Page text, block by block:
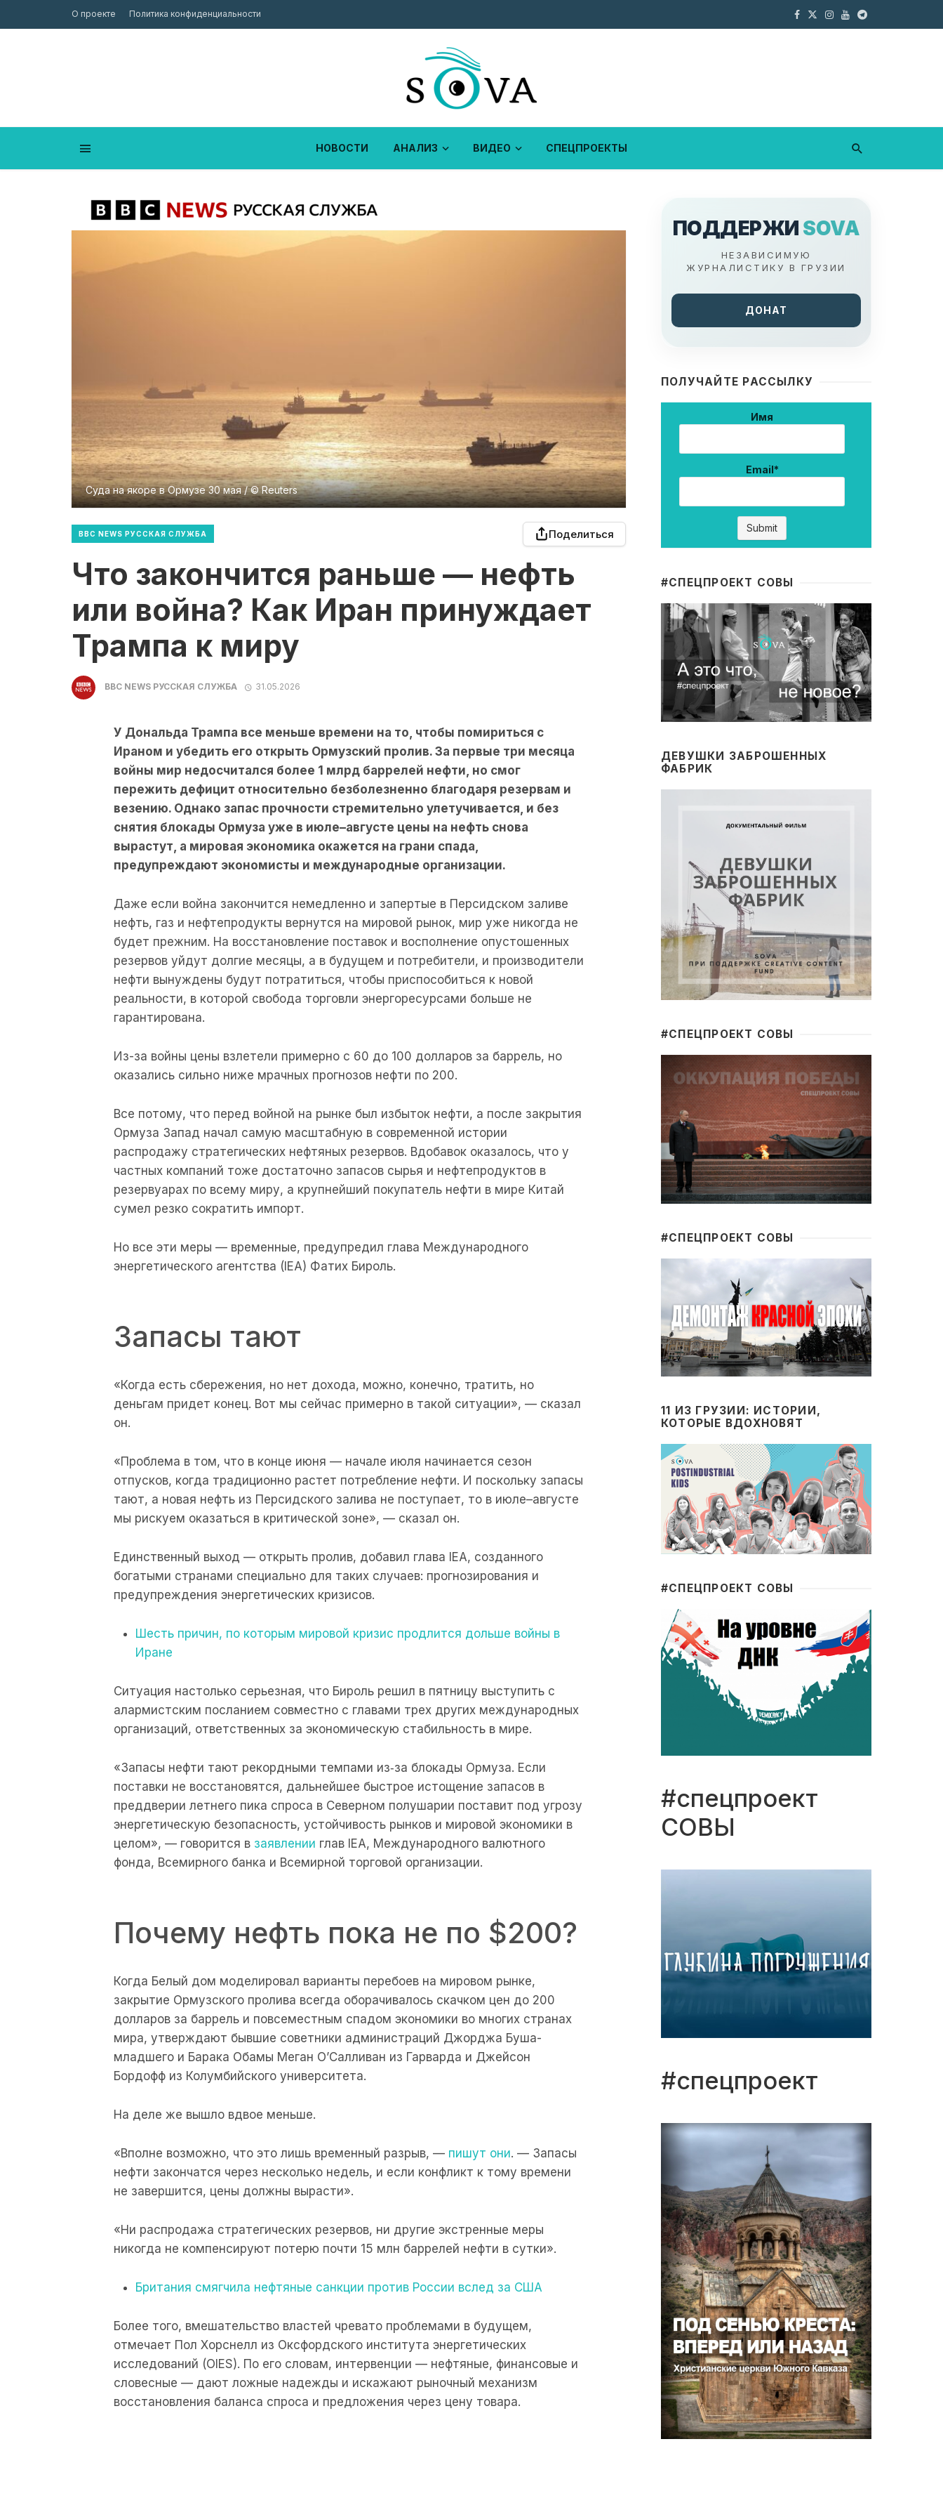
О проекте Политика конфиденциальности
НОВОСТИ АНАЛИЗ ВИДЕО СПЕЦПРОЕКТЫ
Суда на якоре в Ормузе 30 мая / © Reuters
BBC NEWS РУССКАЯ СЛУЖБА Поделиться
Что закончится раньше — нефть
или война? Как Иран принуждает
Трампа к миру
BBC NEWS РУССКАЯ СЛУЖБА 31.05.2026
У Дональда Трампа все меньше времени на то, чтобы помириться с
Ираном и убедить его открыть Ормузский пролив. За первые три месяца
войны мир недосчитался более 1 млрд баррелей нефти, но смог
пережить дефицит относительно безболезненно благодаря резервам и
везению. Однако запас прочности стремительно улетучивается, и без
снятия блокады Ормуза уже в июле–августе цены на нефть снова
вырастут, а мировая экономика окажется на грани спада,
предупреждают экономисты и международные организации.
Даже если война закончится немедленно и запертые в Персидском заливе
нефть, газ и нефтепродукты вернутся на мировой рынок, мир уже никогда не
будет прежним. На восстановление поставок и восполнение опустошенных
резервов уйдут долгие месяцы, а в будущем и потребители, и производители
нефти вынуждены будут потратиться, чтобы приспособиться к новой
реальности, в которой свобода торговли энергоресурсами больше не
гарантирована.
Из-за войны цены взлетели примерно с 60 до 100 долларов за баррель, но
оказались сильно ниже мрачных прогнозов нефти по 200.
Все потому, что перед войной на рынке был избыток нефти, а после закрытия
Ормуза Запад начал самую масштабную в современной истории
распродажу стратегических нефтяных резервов. Вдобавок оказалось, что у
частных компаний тоже достаточно запасов сырья и нефтепродуктов в
резервуарах по всему миру, а крупнейший покупатель нефти в мире Китай
сумел резко сократить импорт.
Но все эти меры — временные, предупредил глава Международного
энергетического агентства (IEA) Фатих Бироль.
Запасы тают
«Когда есть сбережения, но нет дохода, можно, конечно, тратить, но
деньгам придет конец. Вот мы сейчас примерно в такой ситуации», — сказал
он.
«Проблема в том, что в конце июня — начале июля начинается сезон
отпусков, когда традиционно растет потребление нефти. И поскольку запасы
тают, а новая нефть из Персидского залива не поступает, то в июле–августе
мы рискуем оказаться в критической зоне», — сказал он.
Единственный выход — открыть пролив, добавил глава IEA, созданного
богатыми странами специально для таких случаев: прогнозирования и
предупреждения энергетических кризисов.
Шесть причин, по которым мировой кризис продлится дольше войны в
Иране
Ситуация настолько серьезная, что Бироль решил в пятницу выступить с
алармистским посланием совместно с главами трех других международных
организаций, ответственных за экономическую стабильность в мире.
«Запасы нефти тают рекордными темпами из‑за блокады Ормуза. Если
поставки не восстановятся, дальнейшее быстрое истощение запасов в
преддверии летнего пика спроса в Северном полушарии поставит под угрозу
энергетическую безопасность, устойчивость рынков и мировой экономики в
целом», — говорится в заявлении глав IEA, Международного валютного
фонда, Всемирного банка и Всемирной торговой организации.
Почему нефть пока не по $200?
Когда Белый дом моделировал варианты перебоев на мировом рынке,
закрытие Ормузского пролива всегда оборачивалось скачком цен до 200
долларов за баррель и повсеместным спадом экономики во многих странах
мира, утверждают бывшие советники администраций Джорджа Буша-
младшего и Барака Обамы Меган О’Салливан из Гарварда и Джейсон
Бордофф из Колумбийского университета.
На деле же вышло вдвое меньше.
«Вполне возможно, что это лишь временный разрыв, — пишут они. — Запасы
нефти закончатся через несколько недель, и если конфликт к тому времени
не завершится, цены должны вырасти».
«Ни распродажа стратегических резервов, ни другие экстренные меры
никогда не компенсируют потерю почти 15 млн баррелей нефти в сутки».
Британия смягчила нефтяные санкции против России вслед за США
Более того, вмешательство властей чревато проблемами в будущем,
отмечает Пол Хорснелл из Оксфордского института энергетических
исследований (OIES). По его словам, интервенции — нефтяные, финансовые и
словесные — дают ложные надежды и искажают рыночный механизм
восстановления баланса спроса и предложения через цену товара.
ПОДДЕРЖИ SOVA
НЕЗАВИСИМУЮ
ЖУРНАЛИСТИКУ В ГРУЗИИ
ДОНАТ
ПОЛУЧАЙТЕ РАССЫЛКУ
Имя
Email*
#CПЕЦПРОЕКТ СОВЫ
ДЕВУШКИ ЗАБРОШЕННЫХ
ФАБРИК
#CПЕЦПРОЕКТ СОВЫ
#CПЕЦПРОЕКТ СОВЫ
11 ИЗ ГРУЗИИ: ИСТОРИИ,
КОТОРЫЕ ВДОХНОВЯТ
#CПЕЦПРОЕКТ СОВЫ
#спецпроект
СОВЫ
#спецпроект